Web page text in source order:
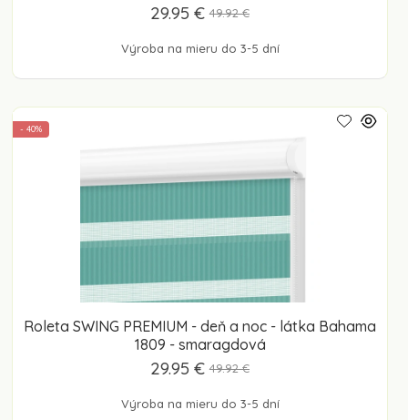
Výroba na mieru do 3-5 dní
29.95 € 49.92 €
Roleta SWING PREMIUM - deň a noc - látka Bahama
1809 - smaragdová
- 40%
Výroba na mieru do 3-5 dní
29.95 € 49.92 €